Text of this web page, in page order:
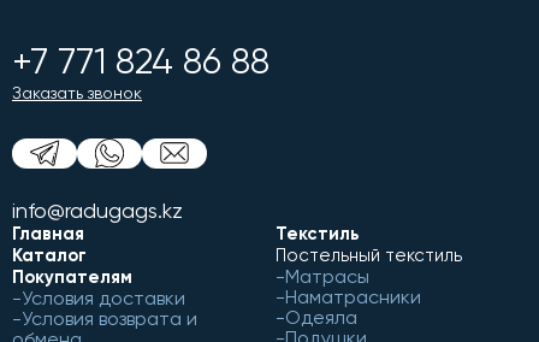
+7 771 824 86 88
Заказать звонок
info@radugags.kz
Главная
Каталог
Покупателям
Условия доставки
Условия возврата и
Текстиль
Постельный текстиль
Матрасы
Наматрасники
Одеяла